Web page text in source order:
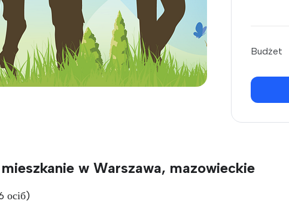
Budżet
w Warszawa, mazowieckie
осіб)